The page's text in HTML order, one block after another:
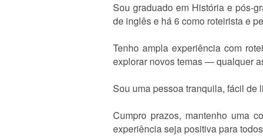
Sou graduado em História e pós-
de inglês e há 6 como roteirista e
Tenho ampla experiência com
explorar novos temas — qualquer
Sou uma pessoa tranquila, fácil de
Cumpro prazos, mantenho uma
experiência seja positiva para